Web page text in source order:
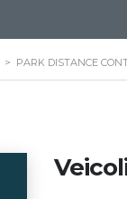
> PARK DISTANCE